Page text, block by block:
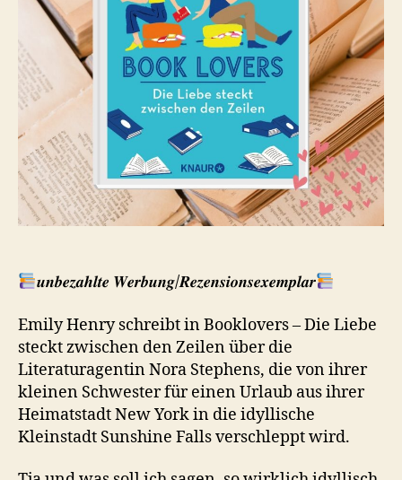
𝒖𝒏𝒃𝒆𝒛𝒂𝒉𝒍𝒕𝒆 𝑾𝒆𝒓𝒃𝒖𝒏𝒈/𝑹𝒆𝒛𝒆𝒏𝒔𝒊𝒐𝒏𝒔𝒆𝒙𝒆𝒎𝒑𝒍𝒂𝒓
Emily Henry schreibt in Booklovers – Die Liebe
steckt zwischen den Zeilen über die
Literaturagentin Nora Stephens, die von ihrer
kleinen Schwester für einen Urlaub aus ihrer
Heimatstadt New York in die idyllische
Kleinstadt Sunshine Falls verschleppt wird.